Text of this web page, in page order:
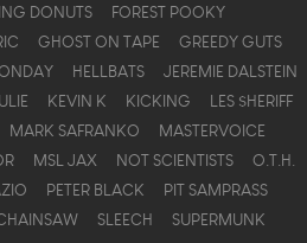
DONUTS
FOREST POOKY
GHOST ON TAPE
GREEDY GUTS
HELLBATS
JEREMIE DALSTEIN
KEVIN K KICKING
LES $HERIFF
MARK SAFRANKO
MASTERVOICE
MSL JAX NOT SCIENTISTS
O.T.H.
PETER BLACK
PIT SAMPRASS
SLEECH
SUPERMUNK